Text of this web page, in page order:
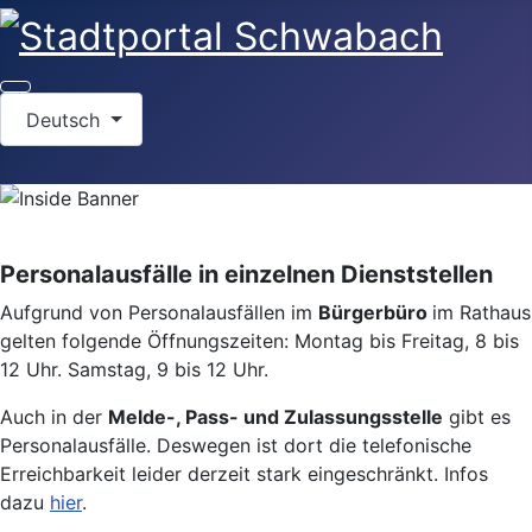
Deutsch
Personalausfälle in einzelnen Dienststellen
Aufgrund von Personalausfällen im Bürgerbüro im Rathaus
gelten folgende Öffnungszeiten: Montag bis Freitag, 8 bis
12 Uhr. Samstag, 9 bis 12 Uhr.
Auch in der Melde-, Pass- und Zulassungsstelle gibt es
Personalausfälle. Deswegen ist dort die telefonische
Erreichbarkeit leider derzeit stark eingeschränkt. Infos
dazu hier.